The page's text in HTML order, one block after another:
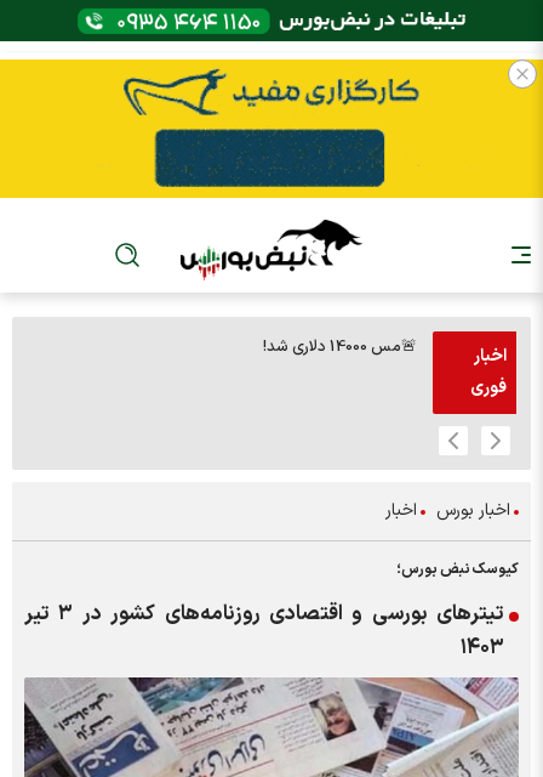
اخبار
فوری
🚨مس 14000 دلاری شد!
اخبار بورس اخبار
کیوسک نبض بورس؛
تیتر‌های بورسی و اقتصادی روزنامه‌های کشور در ۳ تیر
۱۴۰۳